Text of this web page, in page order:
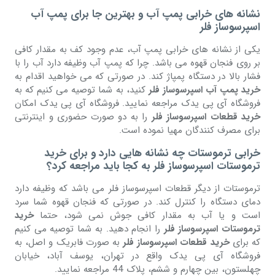
نشانه های خرابی پمپ آب و بهترین جا برای پمپ آب
اسپرسوساز فلر
یکی از نشانه های خرابی پمپ آب، عدم وجود کف به مقدار کافی
بر روی فنجان قهوه می باشد. چرا که پمپ آب وظیفه دارد آب را با
فشار بالا در دستگاه پمپاژ کند. در صورتی که می خواهید اقدام به
خرید پمپ آب اسپرسوساز فلر کنید، به شما توصیه می کنیم که به
فروشگاه آی پی یدک مراجعه نمایید. فروشگاه آی پی یدک امکان
خرید قطعات اسپرسوساز فلر را به دو صورت حضوری و اینترنتی
برای مصرف کنندگان مهیا نموده است.
خرابی ترموستات چه نشانه هایی دارد و برای خرید
ترموستات اسپرسوساز فلر به کجا باید مراجعه کرد؟
ترموستات از دیگر قطعات اسپرسوساز فلر می باشد که وظیفه دارد
دمای دستگاه را کنترل کند. در صورتی که فنجان قهوه شما سرد
است و یا آب به مقدار کافی جوش نمی شود، حتماخرید
ترموستات اسپرسوساز فلر را انجام دهید. به شما توصیه می کنیم
که برایخرید قطعات اسپرسوساز فلربه صورت فابریک و اصل، به
فروشگاه آی پی یدک واقع در تهران، یوسف آباد، خیابان
چهلستون، بین چهارم و ششم، پلاک 44 مراجعه نمایید.